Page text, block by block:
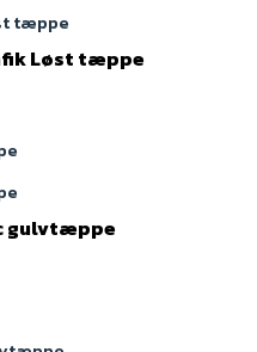
Løst tæppe
gulvtæppe